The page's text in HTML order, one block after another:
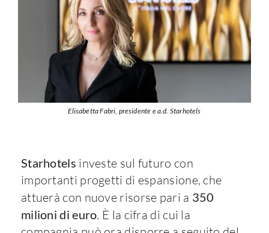
Elisabetta Fabri, presidente e a.d. Starhotels
Starhotels investe sul futuro con
importanti progetti di espansione, che
attuerà con nuove risorse pari a 350
milioni di euro. È la cifra di cui la